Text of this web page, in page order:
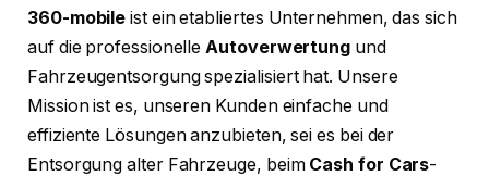
360-mobile ist ein etabliertes Unternehmen, das sich
auf die professionelle Autoverwertung und
Fahrzeugentsorgung spezialisiert hat. Unsere
Mission ist es, unseren Kunden einfache und
effiziente Lösungen anzubieten, sei es bei der
Entsorgung alter Fahrzeuge, beim Cash for Cars-